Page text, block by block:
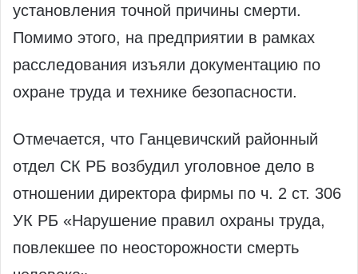
установления точной причины смерти.
Помимо этого, на предприятии в рамках
расследования изъяли документацию по
охране труда и технике безопасности.
Отмечается, что Ганцевичский районный
отдел СК РБ возбудил уголовное дело в
отношении директора фирмы по ч. 2 ст. 306
УК РБ «Нарушение правил охраны труда,
повлекшее по неосторожности смерть